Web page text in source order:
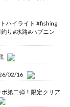
ハイライト #fishing
り#水路#ハプニン
02/16
第二弾！限定クリア